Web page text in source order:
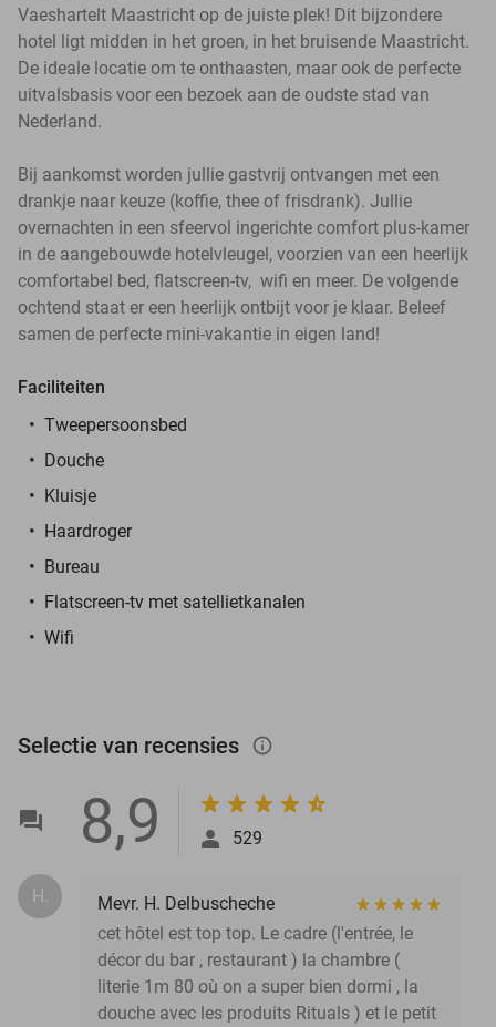
Vaeshartelt Maastricht op de juiste plek! Dit bijzondere
hotel ligt midden in het groen, in het bruisende Maastricht.
De ideale locatie om te onthaasten, maar ook de perfecte
uitvalsbasis voor een bezoek aan de oudste stad van
Nederland.
Bij aankomst worden jullie gastvrij ontvangen met een
drankje naar keuze (koffie, thee of frisdrank). Jullie
overnachten in een sfeervol ingerichte comfort plus-kamer
in de aangebouwde hotelvleugel, voorzien van een heerlijk
comfortabel bed, flatscreen-tv, wifi en meer. De volgende
ochtend staat er een heerlijk ontbijt voor je klaar. Beleef
samen de perfecte mini-vakantie in eigen land!
Faciliteiten
Tweepersoonsbed
Douche
Kluisje
Haardroger
Bureau
Flatscreen-tv met satellietkanalen
Wifi
Selectie van recensies info_outlined
8,9 529
H.
Mevr. H. Delbuscheche
cet hôtel est top top. Le cadre (l'entrée, le
décor du bar , restaurant ) la chambre (
literie 1m 80 où on a super bien dormi , la
douche avec les produits Rituals ) et le petit